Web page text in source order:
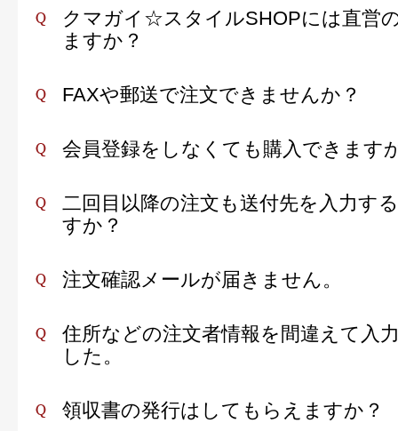
クマガイ☆スタイルSHOPには直営
ますか？
FAXや郵送で注文できませんか？
会員登録をしなくても購入できます
二回目以降の注文も送付先を入力す
すか？
注文確認メールが届きません。
住所などの注文者情報を間違えて入
した。
領収書の発行はしてもらえますか？